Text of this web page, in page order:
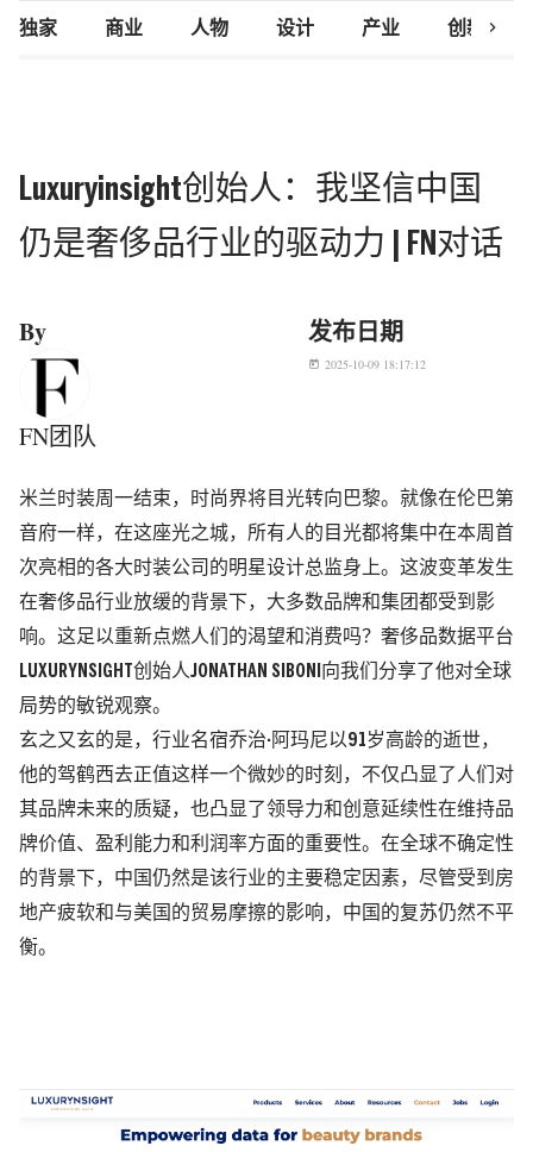
独家 商业 人物 设计 产业 创新研究
chevron_right
Luxuryinsight创始人：我坚信中国
仍是奢侈品行业的驱动力 | FN对话
By
FN团队
发布日期
today 2025-10-09 18:17:12
米兰时装周一结束，时尚界将目光转向巴黎。就像在伦巴第
音府一样，在这座光之城，所有人的目光都将集中在本周首
次亮相的各大时装公司的明星设计总监身上。这波变革发生
在奢侈品行业放缓的背景下，大多数品牌和集团都受到影
响。这足以重新点燃人们的渴望和消费吗？奢侈品数据平台
LUXURYNSIGHT创始人JONATHAN SIBONI向我们分享了他对全球
局势的敏锐观察。
玄之又玄的是，行业名宿乔治· 阿玛尼以91岁高龄的逝世，
他的驾鹤西去正值这样一个微妙的时刻，不仅凸显了人们对
其品牌未来的质疑，也凸显了领导力和创意延续性在维持品
牌价值、盈利能力和利润率方面的重要性。 在全球不确定性
的背景下，中国仍然是该行业的主要稳定因素，尽管受到房
地产疲软和与美国的贸易摩擦的影响，中国的复苏仍然不平
衡。